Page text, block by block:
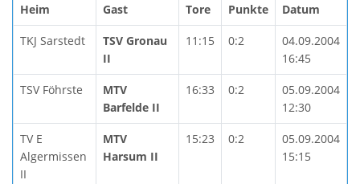
Heim Gast Tore Punkte Datum
TKJ Sarstedt
TSV Gronau
II
11:15 0:2
04.09.2004
16:45
TSV Föhrste
MTV
Barfelde II
16:33 0:2
05.09.2004
12:30
TV E
Algermissen
II
MTV
Harsum II
15:23 0:2
05.09.2004
15:15